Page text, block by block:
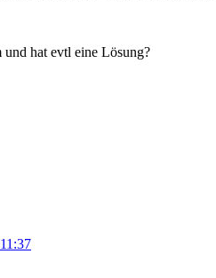
hat evtl eine Lösung?